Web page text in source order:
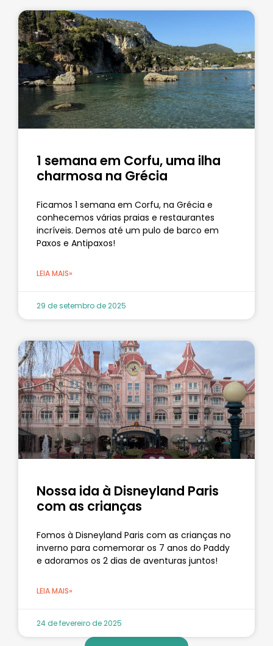
1 semana em Corfu, uma ilha
charmosa na Grécia
Ficamos 1 semana em Corfu, na Grécia e
conhecemos várias praias e restaurantes
incríveis. Demos até um pulo de barco em
Paxos e Antipaxos!
LEIA MAIS»
29 de setembro de 2025
Nossa ida à Disneyland Paris
com as crianças
Fomos à Disneyland Paris com as crianças no
inverno para comemorar os 7 anos do Paddy
e adoramos os 2 dias de aventuras juntos!
LEIA MAIS»
24 de fevereiro de 2025